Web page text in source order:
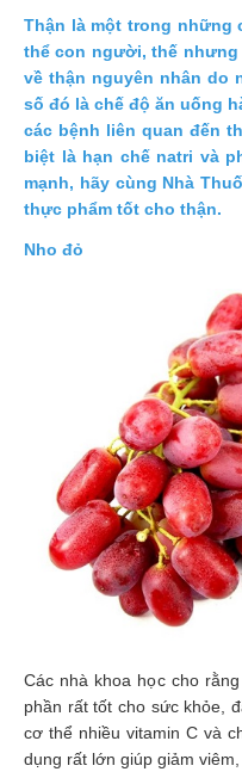
trợ
sinh
sản
nữ
Làm
đẹp,
ngon
Chăm
sóc
sức
khỏe
Vitamin,
Khoáng
Thuốc
giảm
cân
Thận là một trong những
thể con người, thế nhưng
về thận nguyên nhân do
số đó là chế độ ăn uống
các bệnh liên quan đến
biệt là hạn chế natri và
mạnh, hãy cùng Nhà
thực phẩm tốt cho thận.
Nho đỏ
Các nhà khoa học cho
phần rất tốt cho sức khỏe,
cơ thể nhiều vitamin C và
dụng rất lớn giúp giảm